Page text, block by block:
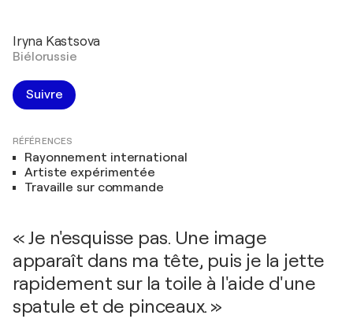
Iryna Kastsova
Biélorussie
Suivre
RÉFÉRENCES
Rayonnement international
Artiste expérimentée
Travaille sur commande
« Je n'esquisse pas. Une image
apparaît dans ma tête, puis je la jette
rapidement sur la toile à l'aide d'une
spatule et de pinceaux. »